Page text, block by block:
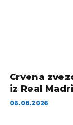
Crvena
iz Real
06.08.2026